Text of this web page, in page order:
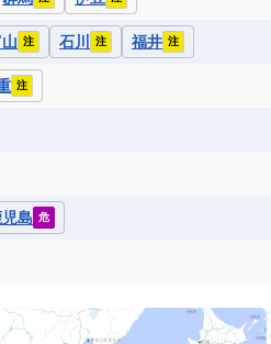
注 石川 注 福井 注
注
児島 危